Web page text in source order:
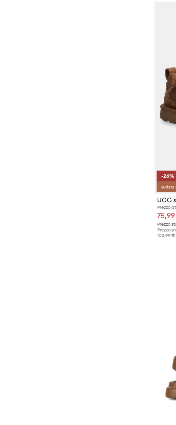
-26%
extra
Prezzo
Prezzo
Prezzo
102,99 €